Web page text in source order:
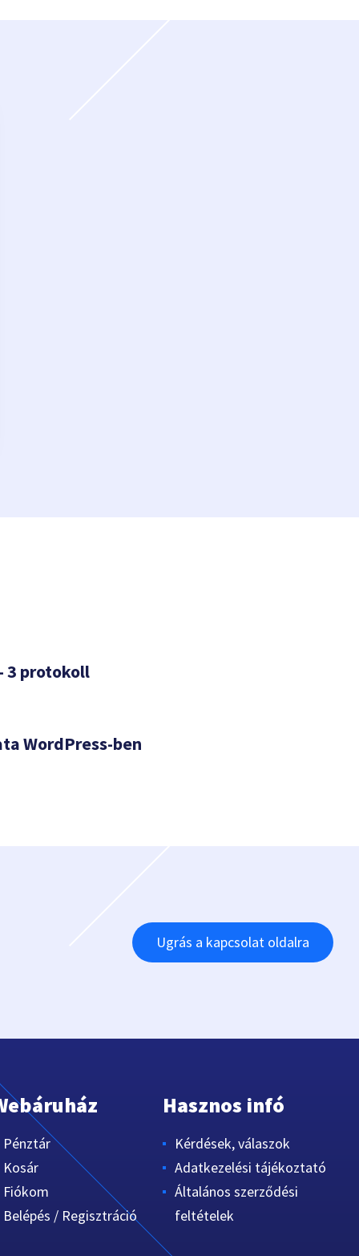
3 protokoll
WordPress-ben
Ugrás a kapcsolat oldalra
Pénztár
Kosár
Fiókom
Belépés / Regisztráció
Hasznos infó
Kérdések, válaszok
Adatkezelési tájékoztató
Általános szerződési
feltételek